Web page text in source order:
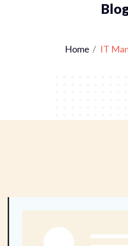
Home IT